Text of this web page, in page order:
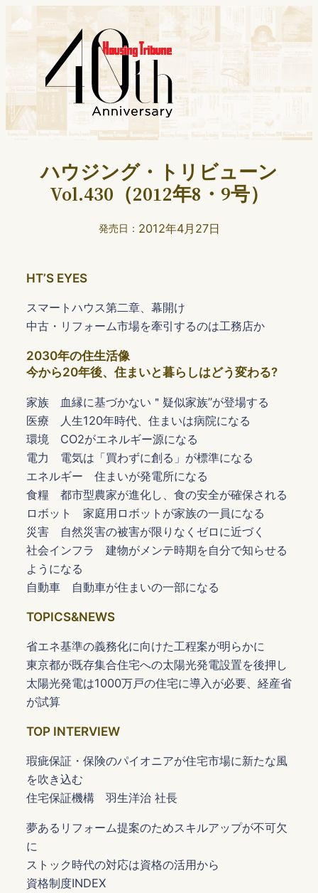
ハウジング・トリビューン
Vol.430（2012年8・9号）
発売日： 2012年4月27日
HTʼS EYES
スマートハウス第二章、幕開け
中古・リフォーム市場を牽引するのは工務店か
2030年の住生活像
今から20年後、住まいと暮らしはどう変わる?
家族 血縁に基づかない＂疑似家族”が登場する
医療 人生120年時代、住まいは病院になる
環境 CO2がエネルギー源になる
電力 電気は「買わずに創る」が標準になる
エネルギー 住まいが発電所になる
食糧 都市型農家が進化し、食の安全が確保される
ロボット 家庭用ロボットが家族の一員になる
災害 自然災害の被害が限りなくゼロに近づく
社会インフラ 建物がメンテ時期を自分で知らせる
ようになる
自動車 自動車が住まいの一部になる
TOPICS&NEWS
省エネ基準の義務化に向けた工程案が明らかに
東京都が既存集合住宅への太陽光発電設置を後押し
太陽光発電は1000万戸の住宅に導入が必要、経産省
が試算
TOP INTERVIEW
瑕疵保証・保険のパイオニアが住宅市場に新たな風
を吹き込む
住宅保証機構 羽生洋治 社長
夢あるリフォーム提案のためスキルアップが不可欠
に
ストック時代の対応は資格の活用から
資格制度INDEX